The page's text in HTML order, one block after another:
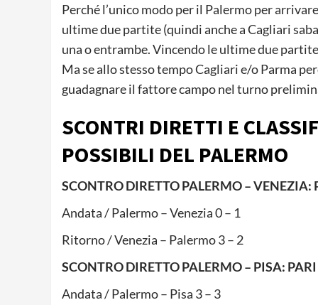
Perché l’unico modo per il Palermo per
ultime due partite (quindi anche a Cagliari
una o entrambe. Vincendo le ultime due
Ma se allo stesso tempo Cagliari e/o Parma
guadagnare il fattore campo nel turno
SCONTRI DIRETTI E
POSSIBILI DEL PALERMO
SCONTRO DIRETTO PALERMO – VENEZIA:
Andata / Palermo – Venezia 0 – 1
Ritorno / Venezia – Palermo 3 – 2
SCONTRO DIRETTO PALERMO – PISA: PARI
Andata / Palermo – Pisa 3 – 3